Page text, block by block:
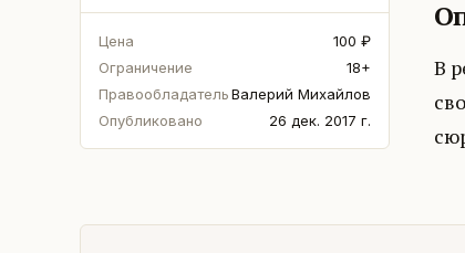
Цена
100 ₽
Ограничение
18+
ПравообладательВалерий Михайлов
Опубликовано
26 дек. 2017 г.
В